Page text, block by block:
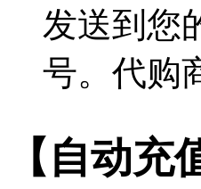
发送到您
号。代购
【自动